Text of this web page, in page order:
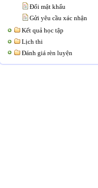
Đổi mật khẩu
Gửi yêu cầu xác nhận
Kết quả học tập
Lịch thi
Đánh giá rèn luyện